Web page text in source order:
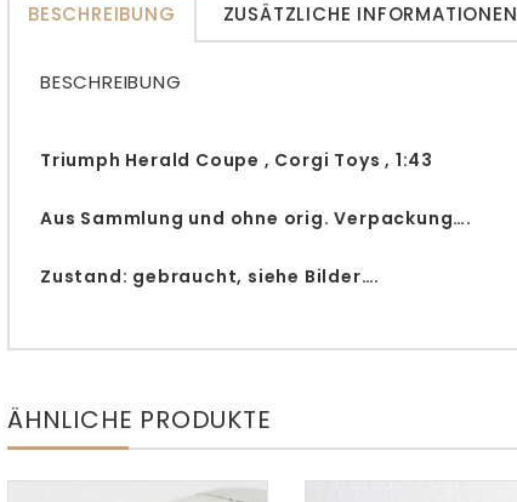
BESCHREIBUNG ZUSÄTZLICHE INFORMATIONEN
BESCHREIBUNG
Triumph Herald Coupe , Corgi Toys , 1:43
Aus Sammlung und ohne orig. Verpackung….
Zustand: gebraucht, siehe Bilder….
ÄHNLICHE PRODUKTE